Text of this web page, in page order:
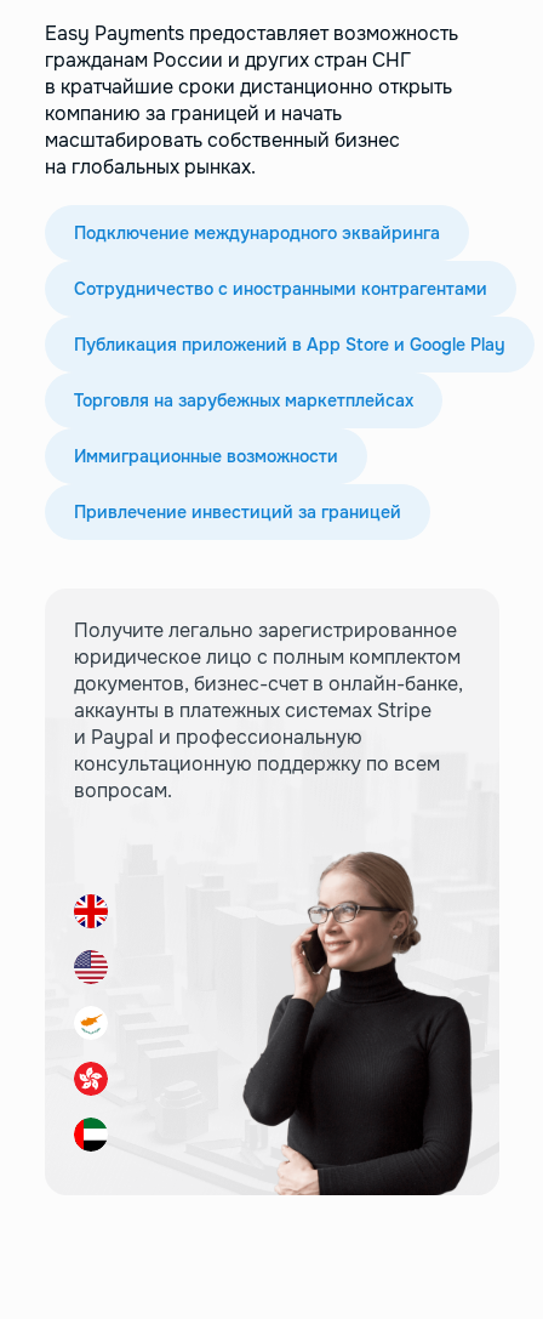
Easy Payments предоставляет возможность
гражданам России и других стран СНГ
в кратчайшие сроки дистанционно открыть
компанию за границей и начать
масштабировать собственный бизнес
на глобальных рынках.
Подключение международного эквайринга
Сотрудничество с иностранными контрагентами
Публикация приложений в App Store и Google Play
Торговля на зарубежных маркетплейсах
Иммиграционные возможности
Привлечение инвестиций за границей
Получите легально зарегистрированное
юридическое лицо с полным комплектом
документов, бизнес-счет в онлайн-банке,
аккаунты в платежных системах Stripe
и Paypal и профессиональную
консультационную поддержку по всем
вопросам.